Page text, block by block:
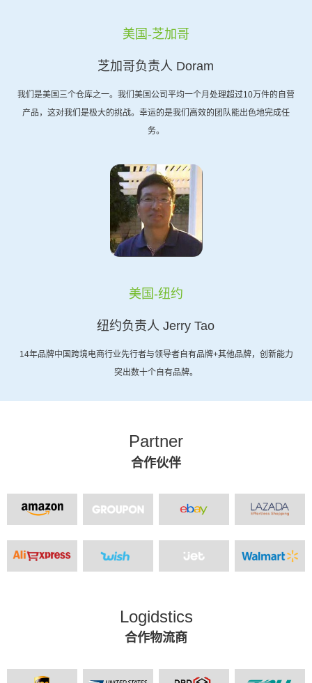
美国-芝加哥
芝加哥负责人 Doram
我们是美国三个仓库之一。我们美国公司平均一个月处理超过10万件的自营
产品，这对我们是极大的挑战。幸运的是我们高效的团队能出色地完成任
务。
美国-纽约
纽约负责人 Jerry Tao
14年品牌中国跨境电商行业先行者与领导者自有品牌+其他品牌，创新能力
突出数十个自有品牌。
Partner
合作伙伴
Logidstics
合作物流商